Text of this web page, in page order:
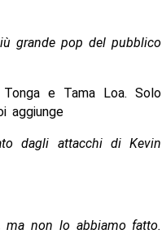
grande pop del pubblico
Tonga e Tama Loa. Solo
aggiunge
dagli attacchi di Kevin
ma non lo abbiamo fatto.